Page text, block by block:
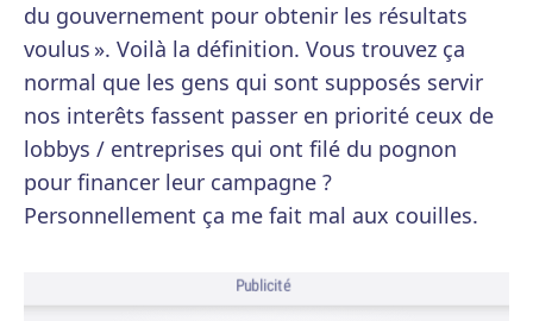
du gouvernement pour obtenir les résultats
voulus ». Voilà la définition. Vous trouvez ça
normal que les gens qui sont supposés servir
nos interêts fassent passer en priorité ceux de
lobbys / entreprises qui ont filé du pognon
pour financer leur campagne ?
Personnellement ça me fait mal aux couilles.
Publicité